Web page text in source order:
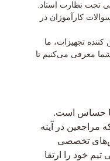
تحت نظارت استاد.
کارآموزان در
کننده تجهیزات، ما
شما معرفی می‌کنیم تا
حساس است.
مراجعین در آینه
تخصصی
خود را ارتقا